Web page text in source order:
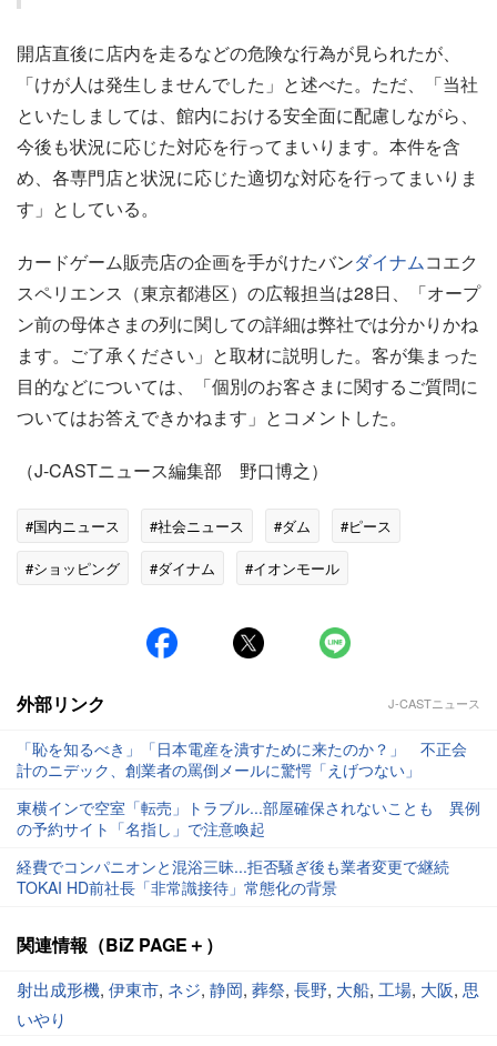
開店直後に店内を走るなどの危険な行為が見られたが、
「けが人は発生しませんでした」と述べた。ただ、「当社
といたしましては、館内における安全面に配慮しながら、
今後も状況に応じた対応を行ってまいります。本件を含
め、各専門店と状況に応じた適切な対応を行ってまいりま
す」としている。
カードゲーム販売店の企画を手がけたバンダイナムコエク
スペリエンス（東京都港区）の広報担当は28日、「オープ
ン前の母体さまの列に関しての詳細は弊社では分かりかね
ます。ご了承ください」と取材に説明した。客が集まった
目的などについては、「個別のお客さまに関するご質問に
ついてはお答えできかねます」とコメントした。
（J-CASTニュース編集部 野口博之）
#国内ニュース #社会ニュース #ダム
#ピース
#ショッピング
#ダイナム
#イオンモール
外部リンク J-CASTニュース
「恥を知るべき」「日本電産を潰すために来たのか？」 不正会
計のニデック、創業者の罵倒メールに驚愕「えげつない」
東横インで空室「転売」トラブル...部屋確保されないことも 異例
の予約サイト「名指し」で注意喚起
経費でコンパニオンと混浴三昧...拒否騒ぎ後も業者変更で継続
TOKAI HD前社長「非常識接待」常態化の背景
関連情報（BiZ PAGE＋）
射出成形機, 伊東市, ネジ, 静岡, 葬祭, 長野, 大船, 工場, 大阪, 思
いやり